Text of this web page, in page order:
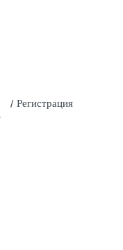
/ Регистрация